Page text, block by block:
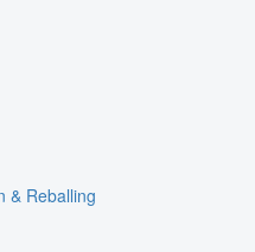
& Reballing